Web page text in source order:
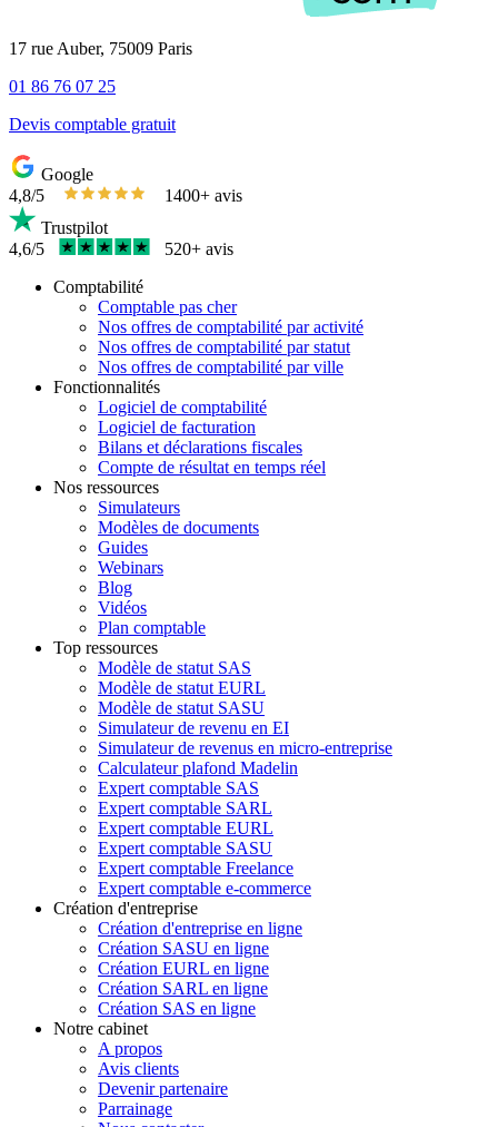
17 rue Auber, 75009 Paris
01 86 76 07 25
Devis comptable gratuit
Google
4,8/5
1400+ avis
Trustpilot
4,6/5
520+ avis
Comptabilité
Comptable pas cher
Nos offres de comptabilité par activité
Nos offres de comptabilité par statut
Nos offres de comptabilité par ville
Fonctionnalités
Logiciel de comptabilité
Logiciel de facturation
Bilans et déclarations fiscales
Compte de résultat en temps réel
Nos ressources
Simulateurs
Modèles de documents
Guides
Webinars
Blog
Vidéos
Plan comptable
Top ressources
Modèle de statut SAS
Modèle de statut EURL
Modèle de statut SASU
Simulateur de revenu en EI
Simulateur de revenus en micro-entreprise
Calculateur plafond Madelin
Expert comptable SAS
Expert comptable SARL
Expert comptable EURL
Expert comptable SASU
Expert comptable Freelance
Expert comptable e-commerce
Création d'entreprise
Création d'entreprise en ligne
Création SASU en ligne
Création EURL en ligne
Création SARL en ligne
Création SAS en ligne
Notre cabinet
A propos
Avis clients
Devenir partenaire
Parrainage